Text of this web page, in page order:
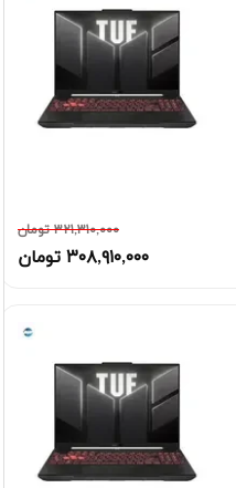
٣٢١,٣١٠,٠٠٠ تومان
٣٠٨,٩١٠,٠٠٠ تومان